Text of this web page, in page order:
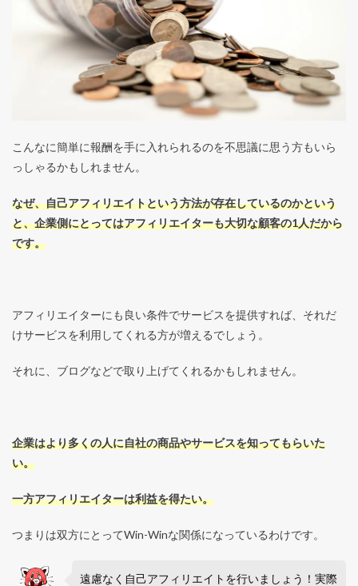
こんなに簡単に報酬を手に入れられるのを不思議に思う方もいら
っしゃるかもしれません。
なぜ、自己アフィリエイトという方法が存在しているのかという
と、企業側にとってはアフィリエイターも大切な顧客の1人だから
です。
アフィリエイターにも良い条件でサービスを提供すれば、それだ
けサービスを利用してくれる方が増えるでしょう。
それに、ブログなどで取り上げてくれるかもしれません。
企業はより多くの人に自社の商品やサービスを知ってもらいた
い。
一方アフィリエイターは利益を得たい。
つまりは双方にとってWin-Winな関係になっているわけです。
遠慮なく自己アフィリエイトを行いましょう！実際